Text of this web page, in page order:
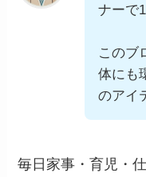
ナーで
このブ
体にも
のアイ
毎日家事・育児・